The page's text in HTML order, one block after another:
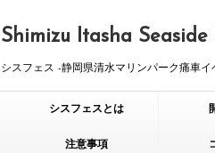
Shimizu Itasha Seaside
シスフェス -静岡県清水マリンパーク痛車イ
シスフェスとは
注意事項